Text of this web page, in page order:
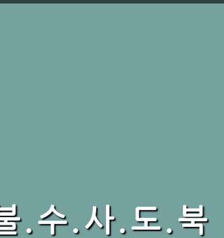
.수.사.도.북